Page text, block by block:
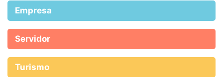
Empresa
Servidor
Turismo